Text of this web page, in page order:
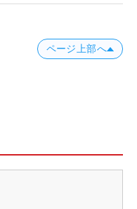
ページ上部へ